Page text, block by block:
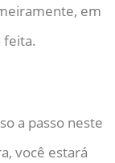
em
feita.
a passo neste
você estará